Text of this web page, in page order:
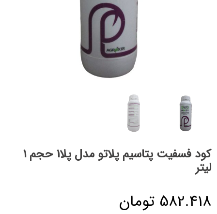
کود فسفیت پتاسیم پلاتو مدل پلا1 حجم 1
لیتر
582.418 تومان